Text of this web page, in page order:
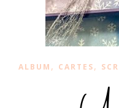
ALBUM , CARTES,